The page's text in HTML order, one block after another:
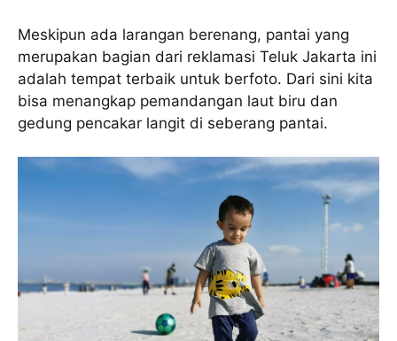
Meskipun ada larangan berenang, pantai yang
merupakan bagian dari reklamasi Teluk Jakarta ini
adalah tempat terbaik untuk berfoto. Dari sini kita
bisa menangkap pemandangan laut biru dan
gedung pencakar langit di seberang pantai.